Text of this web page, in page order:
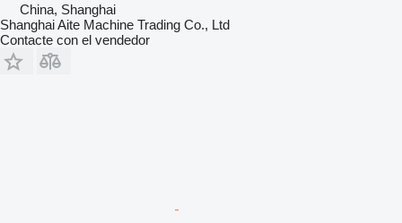
China, Shanghai
Shanghai Aite Machine Trading Co., Ltd
Contacte con el vendedor